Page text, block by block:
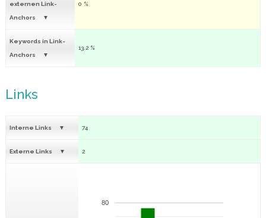
externen Link-
Anchors
0 %
Keywords in Link-
Anchors
13.2 %
Links
Interne Links 74
Externe Links 2
80